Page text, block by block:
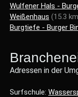
Wulfener Hals -
Weißenhaus (15.3
Burgtiefe - Burger
Adressen in der
Surfschule: